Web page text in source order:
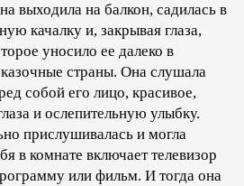
выходила на балкон, садилась в
качалку и, закрывая глаза,
уносило ее далеко в
страны. Она слушала
собой его лицо, красивое,
и ослепительную улыбку.
прислушивалась и могла
в комнате включает телевизор
или фильм. И тогда она